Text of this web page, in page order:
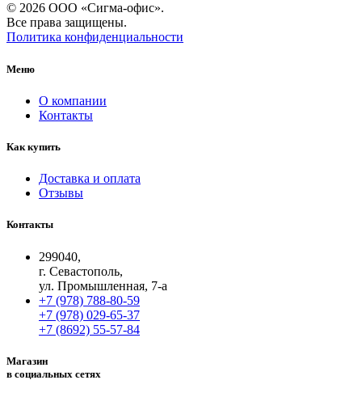
© 2026 ООО «Сигма-офис».
Все права защищены.
Политика конфиденциальности
Меню
О компании
Контакты
Как купить
Доставка и оплата
Отзывы
Контакты
299040,
г. Севастополь,
ул. Промышленная, 7-а
+7 (978) 788-80-59
+7 (978) 029-65-37
+7 (8692) 55-57-84
Магазин
в социальных сетях